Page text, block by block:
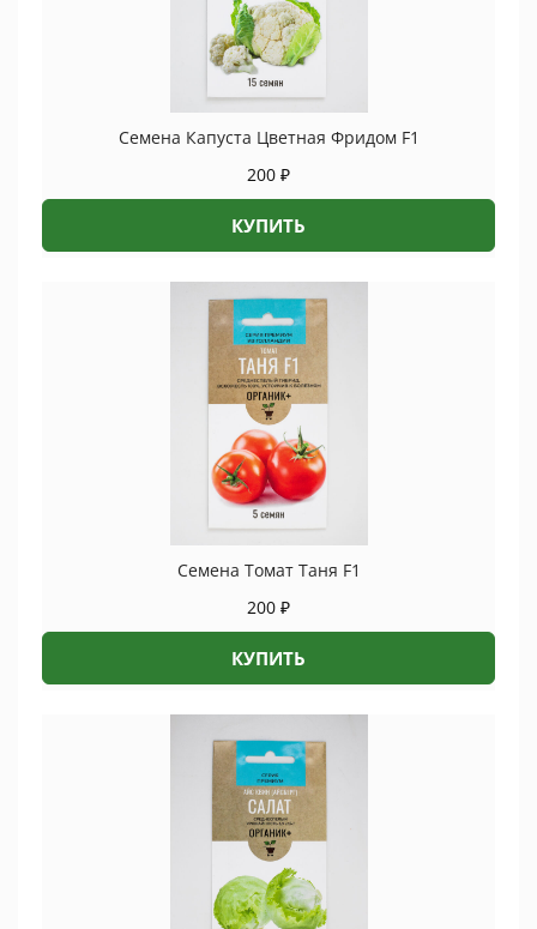
Семена Капуста Цветная Фридом F1
200 ₽
КУПИТЬ
Семена Томат Таня F1
200 ₽
КУПИТЬ